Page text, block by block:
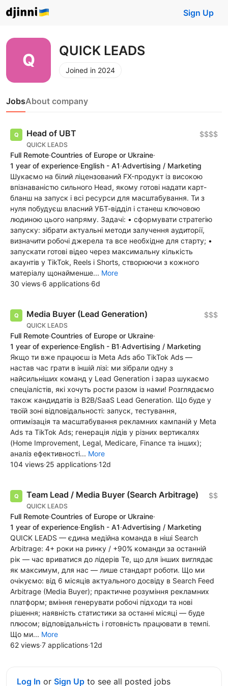
Sign Up
QUICK LEADS
Joined in 2024
JobsAbout company
Head of UBT
QUICK LEADS
$$$$
Full Remote·Countries of Europe or Ukraine·
1 year of experience·English - A1·Advertising / Marketing
Шукаємо на білий ліцензований FX-продукт із високою
впізнаваністю сильного Head, якому готові надати карт-
бланш на запуск і всі ресурси для масштабування. Ти з
нуля побудуєш власний УБТ-відділ і станеш ключовою
людиною цього напряму. Задачі: • сформувати стратегію
запуску: зібрати актуальні методи залучення аудиторії,
визначити робочі джерела та все необхідне для старту; •
запускати готові відео через максимальну кількість
акаунтів у TikTok, Reels і Shorts, створюючи з кожного
матеріалу щонайменше... More
30 views·6 applications·6d
Media Buyer (Lead Generation)
QUICK LEADS
$$$
Full Remote·Countries of Europe or Ukraine·
1 year of experience·English - B1·Advertising / Marketing
Якщо ти вже працюєш із Meta Ads або TikTok Ads —
настав час грати в іншій лізі: ми зібрали одну з
найсильніших команд у Lead Generation і зараз шукаємо
спеціалістів, які хочуть рости разом із нами! Розглядаємо
також кандидатів із B2B/SaaS Lead Generation. Що буде у
твоїй зоні відповідальності: запуск, тестування,
оптимізація та масштабування рекламних кампаній у Meta
Ads та TikTok Ads; генерація лідів у різних вертикалях
(Home Improvement, Legal, Medicare, Finance та інших);
аналіз ефективності... More
104 views·25 applications·12d
Team Lead / Media Buyer (Search Arbitrage)
QUICK LEADS
$$
Full Remote·Countries of Europe or Ukraine·
1 year of experience·English - A1·Advertising / Marketing
QUICK LEADS — єдина медійна команда в ніші Search
Arbitrage: 4+ роки на ринку / +90% команди за останній
рік — час вриватися до лідерів Те, що для інших виглядає
як максимум, для нас — лише стандарт роботи. Що ми
очікуємо: від 6 місяців актуального досвіду в Search Feed
Arbitrage (Media Buyer); практичне розуміння рекламних
платформ; вміння генерувати робочі підходи та нові
рішення; наявність статистики за останні місяці — буде
плюсом; відповідальність і готовність працювати в темпі.
Що ми... More
62 views·7 applications·12d
Log In or Sign Up to see all posted jobs